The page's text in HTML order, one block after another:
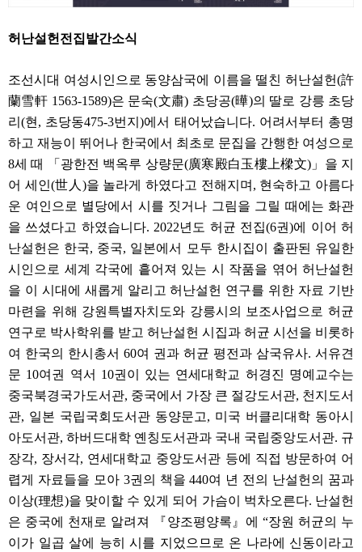
허난설헌전집발간소식
조선시대 여성시인으로 동양삼국에 이름을 떨친 허난설헌(許
蘭雪軒 1563-1589)은 문숙(文肅) 초당공(曄)의 딸로 강릉 초당
리(현, 초당동475-3번지)에서 태어났습니다. 어려서부터 총명
하고 재능이 뛰어나 한국에서 최초로 문집을 간행한 여성으로
8세 때 「광한전 백옥루 상량문(廣寒殿白玉樓上樑文)」을 지
어 세인(世人)을 놀라게 하였다고 전해지며, 현숙하고 아름다
운 여인으로 별당에서 시를 짓거나 그림을 그릴 때에는 화관
을 쓰셨다고 하였습니다. 2022년도 허균 전집(6권)에 이어 허
난설헌은 한국, 중국, 일본에서 모두 한시집이 출판된 유일한
시인으로 세계 각국에 흩어져 있는 시 작품을 엮어 허난설헌
을 이 시대에 새롭게 알리고 허난설헌 연구를 위한 자료 기반
마련을 위해 강원특별자치도와 강릉시의 보조사업으로 허균
연구로 박사학위를 받고 허난설헌 시집과 허균 시선을 비롯하
여 한국의 한시총서 60여 권과 허균 평전과 삼국유사. 서유견
문 10여권 역서 10권이 있는 연세대학교 허경진 명예교수는
중국북경국가도서관, 중국에서 가장 큰 절강도서관, 천지도서
관, 일본 국립국회도서관 동양문고, 미국 버클리대학 동아시
아도서관, 하버드대학 옌칭도서관과 국내 국립중앙도서관. 규
장각, 장서각, 연세대학교 중앙도서관 등에 직접 방문하여 어
렵게 자료들을 모아 3권의 책을 440여 년 전의 난설헌의 꿈과
이상(理想)을 맞이할 수 있게 되어 가슴이 벅차오른다. 난설헌
은 중국에 천재로 알려져 『양조평양록』에 “장원 허균의 누
이가 일곱 살에 능히 시를 지었으므로 온 나라에 신동이라고